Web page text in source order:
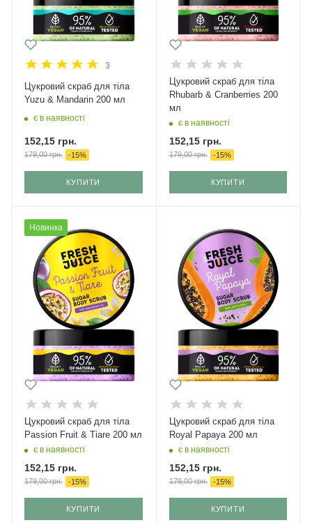
3
Цукровий скраб для тіла
Yuzu & Mandarin 200 мл
є в наявності
152,15 грн.
179,00грн. -15%
КУПИТИ
Цукровий скраб для тіла
Rhubarb & Cranberries 200
мл
є в наявності
152,15грн.
179,00грн. -15%
КУПИТИ
Новинка
Цукровий скраб для тіла
Passion Fruit & Tiare 200 мл
є в наявності
152,15 грн.
179,00грн. -15%
КУПИТИ
Цукровий скраб для тіла
Royal Papaya 200 мл
є в наявності
152,15грн.
179,00грн. -15%
КУПИТИ